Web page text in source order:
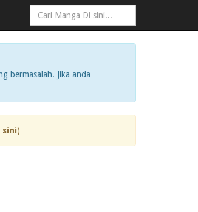
bermasalah. Jika anda
sini)